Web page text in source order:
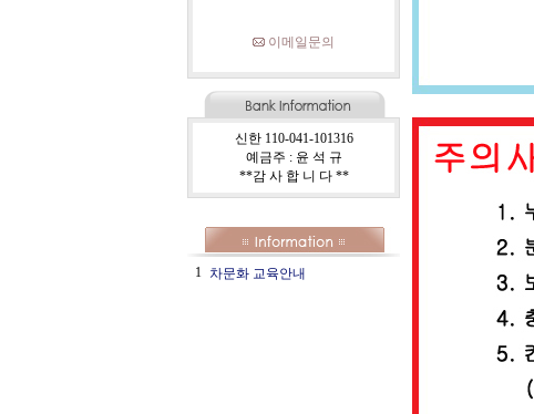
이메일문의
신한 110-041-101316
예금주 : 윤 석 규
**감 사 합 니 다 **
1 차문화 교육안내